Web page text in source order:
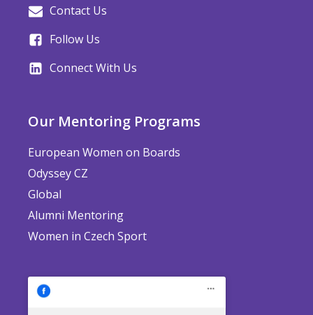
Contact Us
Follow Us
Connect With Us
Our Mentoring Programs
European Women on Boards
Odyssey CZ
Global
Alumni Mentoring
Women in Czech Sport